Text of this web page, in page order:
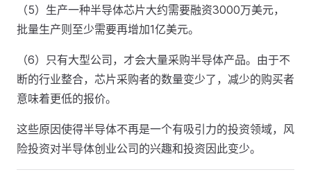
（5）生产一种半导体芯片大约需要融资3000万美元，
批量生产则至少需要再增加1亿美元。
（6）只有大型公司，才会大量采购半导体产品。由于不
断的行业整合，芯片采购者的数量变少了，减少的购买者
意味着更低的报价。
这些原因使得半导体不再是一个有吸引力的投资领域，风
险投资对半导体创业公司的兴趣和投资因此变少。